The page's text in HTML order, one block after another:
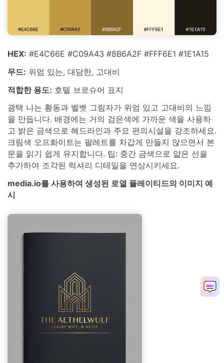
HEX: #E4C66E #C09A43 #8B6A2F #FFF6E1 #1E1A15
무드: 위엄 있는, 대담한, 고대비
적합한 용도: 호텔 브로슈어 표지
광택 나는 황동과 벨벳 그림자가 위엄 있고 고대비의 느낌
을 만듭니다. 배경에는 거의 검은색에 가까운 색을 사용하
고 밝은 금색으로 헤드라인과 주요 편의시설을 강조하세요.
크림색 오프화이트는 팔레트를 차갑게 만들지 않으면서 본
문을 읽기 쉽게 유지합니다. 팁: 중간 금색으로 얇은 선을
추가하여 조각된 럭셔리 디테일을 연상시키세요.
media.io를 사용하여 생성된 로열 플레이티드의 이미지 예
시